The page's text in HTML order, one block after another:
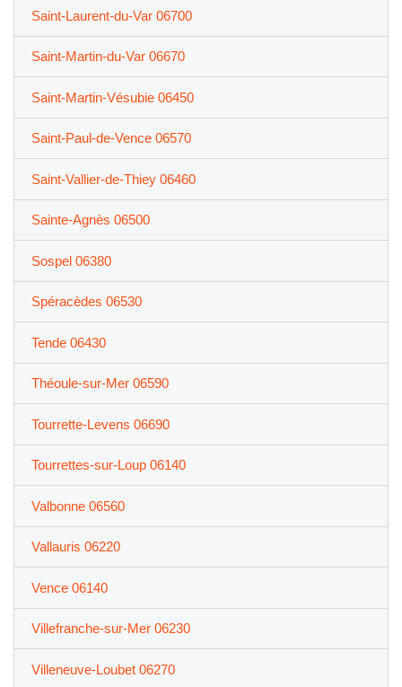
Saint-Laurent-du-Var 06700
Saint-Martin-du-Var 06670
Saint-Martin-Vésubie 06450
Saint-Paul-de-Vence 06570
Saint-Vallier-de-Thiey 06460
Sainte-Agnès 06500
Sospel 06380
Spéracèdes 06530
Tende 06430
Théoule-sur-Mer 06590
Tourrette-Levens 06690
Tourrettes-sur-Loup 06140
Valbonne 06560
Vallauris 06220
Vence 06140
Villefranche-sur-Mer 06230
Villeneuve-Loubet 06270